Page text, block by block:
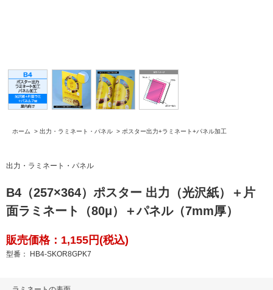
ホーム > 出力・ラミネート・パネル > ポスター出力+ラミネート+パネル加工
出力・ラミネート・パネル
B4（257×364）ポスター 出力（光沢紙）＋片
面ラミネート（80μ）＋パネル（7mm厚）
販売価格：1,155円(税込)
型番： HB4-SKOR8GPK7